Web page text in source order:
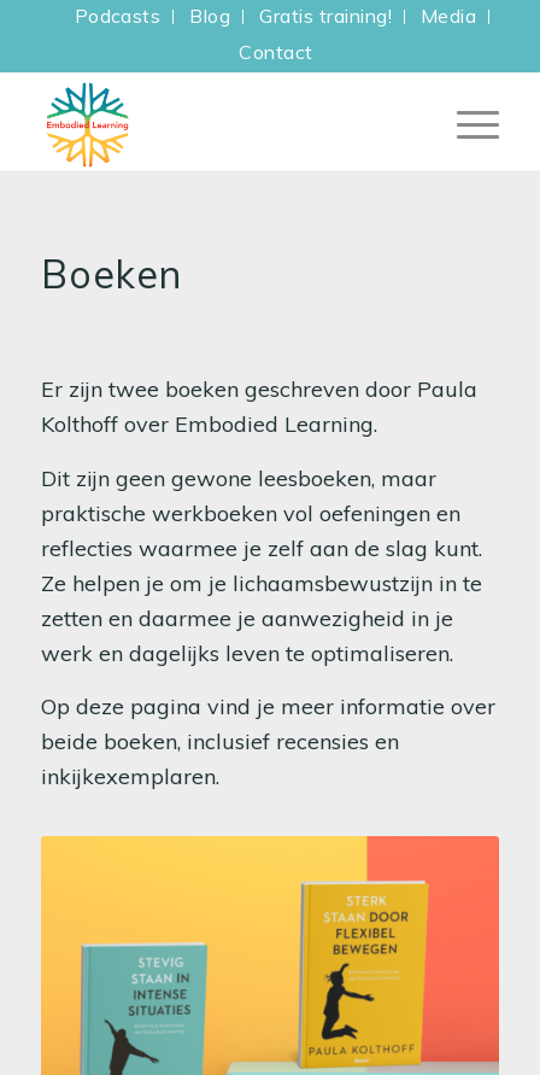
Podcasts Blog Gratis training!
Media
Contact
Boeken
Er zijn twee boeken geschreven door Paula
Kolthoff over Embodied Learning.
Dit zijn geen gewone leesboeken, maar
praktische werkboeken vol oefeningen en
reflecties waarmee je zelf aan de slag kunt.
Ze helpen je om je lichaamsbewustzijn in te
zetten en daarmee je aanwezigheid in je
werk en dagelijks leven te optimaliseren.
Op deze pagina vind je meer informatie over
beide boeken, inclusief recensies en
inkijkexemplaren.